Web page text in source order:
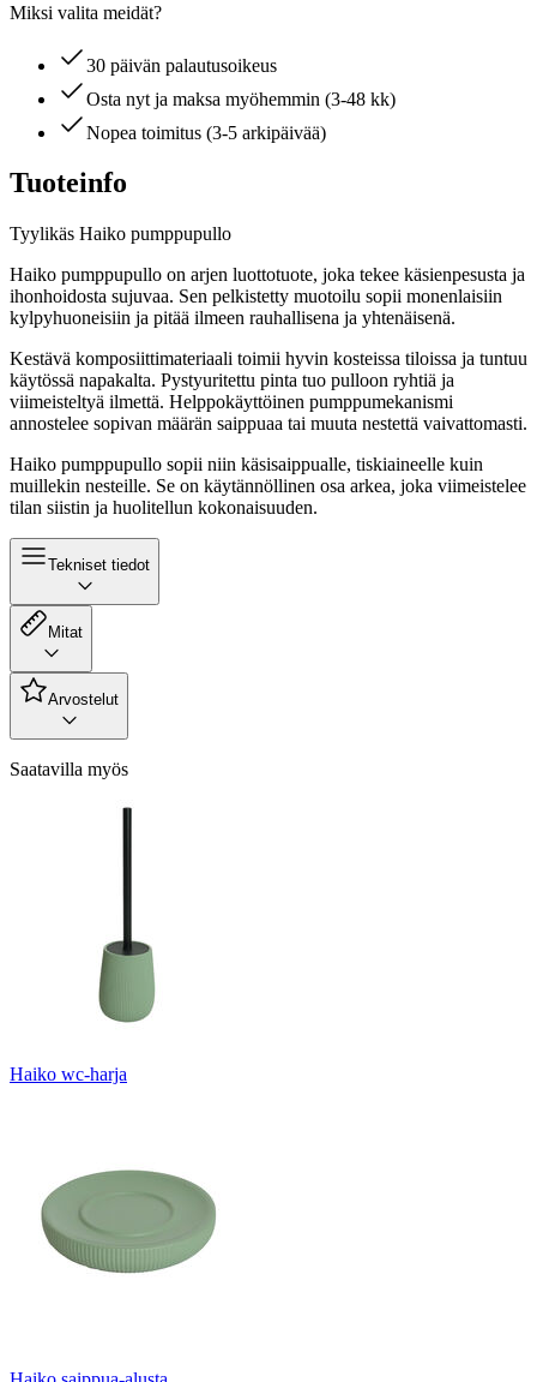
Miksi valita meidät?
30 päivän palautusoikeus
Osta nyt ja maksa myöhemmin (3-48 kk)
Nopea toimitus (3-5 arkipäivää)
Tuoteinfo
Tyylikäs Haiko pumppupullo
Haiko pumppupullo on arjen luottotuote, joka tekee käsienpesusta ja
ihonhoidosta sujuvaa. Sen pelkistetty muotoilu sopii monenlaisiin
kylpyhuoneisiin ja pitää ilmeen rauhallisena ja yhtenäisenä.
Kestävä komposiittimateriaali toimii hyvin kosteissa tiloissa ja tuntuu
käytössä napakalta. Pystyuritettu pinta tuo pulloon ryhtiä ja
viimeisteltyä ilmettä. Helppokäyttöinen pumppumekanismi
annostelee sopivan määrän saippuaa tai muuta nestettä vaivattomasti.
Haiko pumppupullo sopii niin käsisaippualle, tiskiaineelle kuin
muillekin nesteille. Se on käytännöllinen osa arkea, joka viimeistelee
tilan siistin ja huolitellun kokonaisuuden.
Tekniset tiedot
Mitat
Arvostelut
Saatavilla myös
Haiko wc-harja